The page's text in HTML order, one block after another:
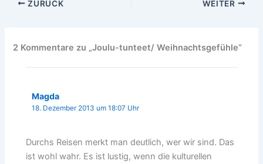
ZURÜCK WEITER
2 Kommentare zu „Joulu-tunteet/ Weihnachtsgefühle“
Magda
18. Dezember 2013 um 18:07 Uhr
Durchs Reisen merkt man deutlich, wer wir sind. Das
ist wohl wahr. Es ist lustig, wenn die kulturellen